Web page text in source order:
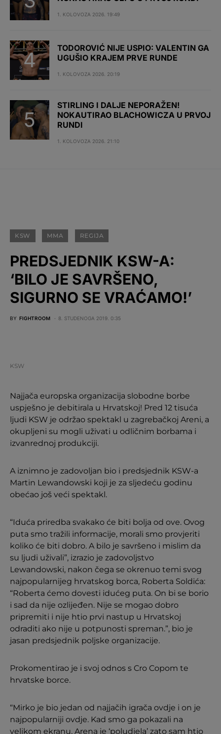
1. KOLOVOZA 2026. 19:49
TODOROVIĆ NIJE USPIO: VALENTIN GA
UGUŠIO KRAJEM PRVE RUNDE
1. KOLOVOZA 2026. 20:19
STIRLING I DALJE NEPORAŽEN!
NOKAUTIRAO BLACHOWICZA U PRVOJ
RUNDI
1. KOLOVOZA 2026. 21:10
KSW MMA REGIJA
PREDSJEDNIK KSW-A:
‘BILO JE SAVRŠENO,
SIGURNO SE VRAĆAMO!’
BY FIGHTROOM 8. STUDENOGA 2019. 0:35
KSW
Najjača europska organizacija slobodne borbe
uspješno je debitirala u Hrvatskoj! Pred 12 tisuća
ljudi KSW je održao spektakl u zagrebačkoj Areni, a
okupljeni su mogli uživati u odličnim borbama i
izvanrednoj produkciji.
A iznimno je zadovoljan bio i predsjednik KSW-a
Martin Lewandowski koji je za sljedeću godinu
obećao još veći spektakl.
“Iduća priredba svakako će biti bolja od ove. Ovog
puta smo tražili informacije, morali smo provjeriti
koliko će biti dobro. A bilo je savršeno i mislim da
su ljudi uživali”, izrazio je zadovoljstvo
Lewandowski, nakon čega se okrenuo temi svog
najpopularnijeg hrvatskog borca, Roberta Soldića:
“Roberta ćemo dovesti idućeg puta. On bi se borio
i sad da nije ozlijeđen. Nije se mogao dobro
pripremiti i nije htio prvi nastup u Hrvatskoj
odraditi ako nije u potpunosti spreman.”, bio je
jasan predsjednik poljske organizacije.
Prokomentirao je i svoj odnos s Cro Copom te
hrvatske borce.
“Mirko je bio jedan od najjačih igrača ovdje i on je
najpopularniji ovdje. Kad smo ga pokazali na
velikom ekranu, Arena je ‘poludjela’ zato sam htio